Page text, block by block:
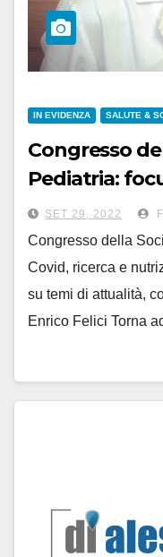
IN EVIDENZA SALUTE &
Congresso
Pediatria:
nutrizione
SET 29, 2022
Congresso della
Covid, ricerca e
su temi di attualità,
Enrico Felici Torna